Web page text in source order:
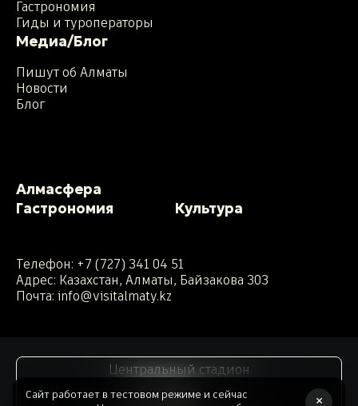
Гастрономия
Гиды и туроператоры
Медиа/Блог
Пишут об Алматы
Новости
Блог
Алмасфера
Гастрономия
Культура
Телефон: +7 (727) 341 04 51
Адрес: Казахстан, Алматы, Байзакова 303
Почта: info@visitalmaty.kz
Центральный стадион
Сайт работает в тестовом режиме и сейчас
×